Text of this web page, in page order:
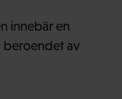
innebär en
beroendet av